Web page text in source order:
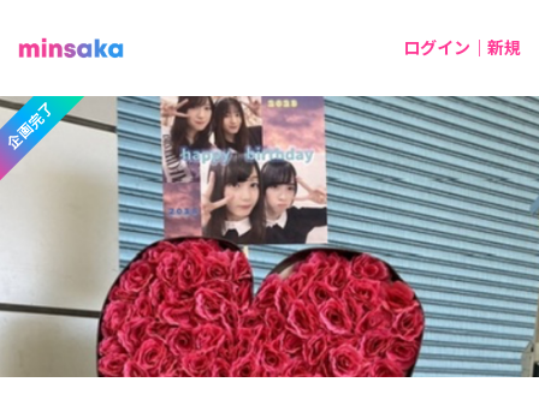
ログイン｜新規
企画完了